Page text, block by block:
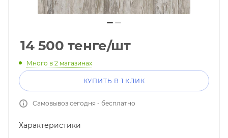
14 500 тенге/шт
Много в 2 магазинах
КУПИТЬ В 1 КЛИК
Самовывоз сегодня - бесплатно
Характеристики